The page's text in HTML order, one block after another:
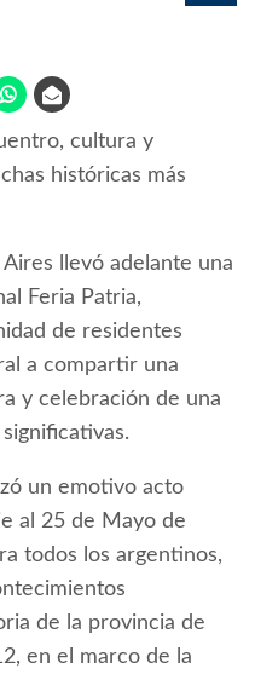
cultura y
históricas más
llevó adelante una
Feria Patria,
de residentes
a compartir una
y celebración de una
un emotivo acto
al 25 de Mayo de
todos los argentinos,
de la provincia de
en el marco de la